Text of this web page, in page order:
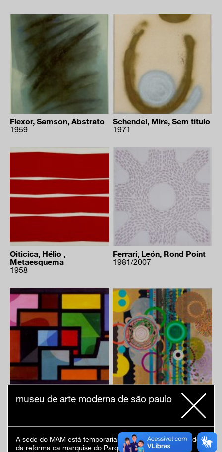
o seu projeto.
O MAM não se responsabiliza por qualquer uso das obras
feito por você em violação à legislação de direitos autorais.
clique aqui e solicite imagens em alta
política de aquisição do acervo de artes
manual de organização da documentação
patrocínio
realização
Flexor, Samson, Abstrato
1959
Schendel, Mira, Sem título
1971
Oiticica, Hélio ,
Metaesquema
1958
Ferrari, León, Rond Point
1981/2007
Sacilotto, Luiz,
Composição
Milhazes, Beatriz, Love
2007
museu de arte moderna de são paulo
A sede do MAM está temporariamente fechada em virtude
da reforma da marquise do Parque Ibirapuera.